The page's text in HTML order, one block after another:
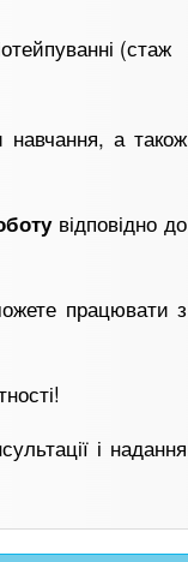
(стаж
навчання, а також
відповідно до
працювати з
і надання